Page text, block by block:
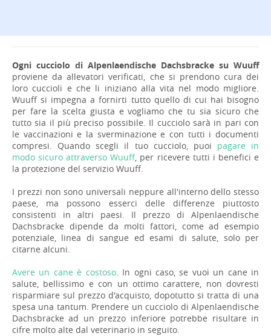
Ogni cucciolo di Alpenlaendische Dachsbracke su Wuuff
proviene da allevatori verificati, che si prendono cura dei
loro cuccioli e che li iniziano alla vita nel modo migliore.
Wuuff si impegna a fornirti tutto quello di cui hai bisogno
per fare la scelta giusta e vogliamo che tu sia sicuro che
tutto sia il più preciso possibile. Il cucciolo sarà in pari con
le vaccinazioni e la sverminazione e con tutti i documenti
compresi. Quando scegli il tuo cucciolo, puoi pagare in
modo sicuro attraverso Wuuff, per ricevere tutti i benefici e
la protezione del servizio Wuuff.
I prezzi non sono universali neppure all'interno dello stesso
paese, ma possono esserci delle differenze piuttosto
consistenti in altri paesi. Il prezzo di Alpenlaendische
Dachsbracke dipende da molti fattori, come ad esempio
potenziale, linea di sangue ed esami di salute, solo per
citarne alcuni.
Avere un cane è costoso. In ogni caso, se vuoi un cane in
salute, bellissimo e con un ottimo carattere, non dovresti
risparmiare sul prezzo d'acquisto, dopotutto si tratta di una
spesa una tantum. Prendere un cucciolo di Alpenlaendische
Dachsbracke ad un prezzo inferiore potrebbe risultare in
cifre molto alte dal veterinario in seguito.